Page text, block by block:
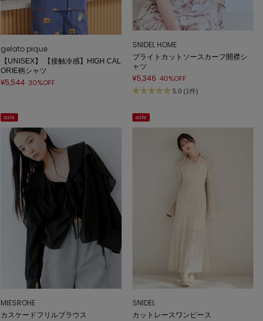
gelato pique
【UNISEX】 【接触冷感】HIGH CAL
ORIE柄シャツ
¥5,544 30%OFF
SNIDEL HOME
ブライトカットソースカーフ開襟シ
ャツ
¥5,346 40%OFF
5.0 (1件)
sale
MIESROHE
カスケードフリルブラウス
sale
SNIDEL
カットレースワンピース